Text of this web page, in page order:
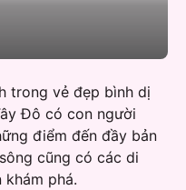
trong vẻ đẹp bình dị
Đô có con người
điểm đến đầy bản
cũng có các di
phá.